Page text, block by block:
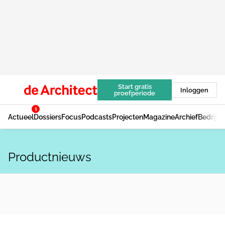
Start gratis
proefperiode
Inloggen
Actueel
1
DossiersFocusPodcastsProjectenMagazineArchief
Productnieuws